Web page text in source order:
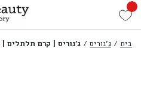
בית / ג'נוריס / ג’נוריס | קרם תלתלים | 500 מ”ל